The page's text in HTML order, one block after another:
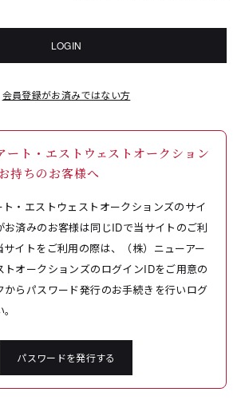
LOGIN
会員登録がお済みではない方
ート・エストウェストオークション
持ちのお客様へ
ト・エストウェストオークションズのサイ
お済みのお客様は同じIDで当サイトのご利
イトをご利用の際は、（株）ニューアー
トオークションズのログインIDをご用意の
からパスワード発行のお手続きを行いログ
パスワードを発行する